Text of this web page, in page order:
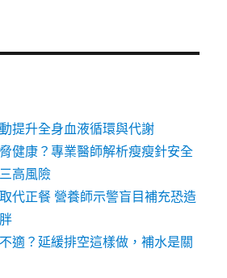
提升全身血液循環與代謝
健康？專業醫師解析瘦瘦針安全
高風險
代正餐 營養師示警盲目補充恐造
適？延緩排空這樣做，補水是關